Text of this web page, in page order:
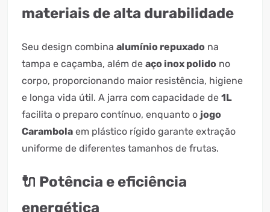
materiais de alta durabilidade
Seu design combina alumínio repuxado na
tampa e caçamba, além de aço inox polido no
corpo, proporcionando maior resistência, higiene
e longa vida útil. A jarra com capacidade de 1L
facilita o preparo contínuo, enquanto o jogo
Carambola em plástico rígido garante extração
uniforme de diferentes tamanhos de frutas.
🔌 Potência e eficiência
energética